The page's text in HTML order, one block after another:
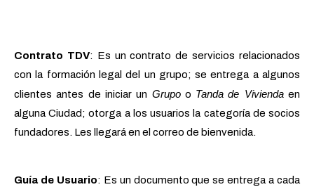
Contrato TDV: Es un contrato de servicios relacionados
con la formación legal del un grupo; se entrega a algunos
clientes antes de iniciar un Grupoo Tanda de Viviendaen
alguna Ciudad; otorga a los usuarios la categoría de socios
fundadores. Les llegará en el correo de bienvenida.
Guía de Usuario: Es un documento que se entrega a cada